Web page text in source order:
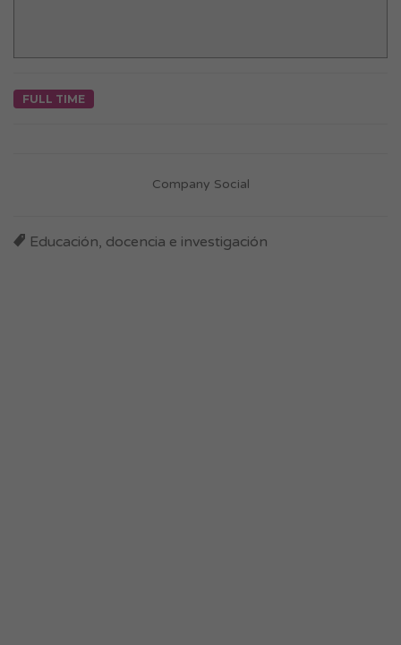
FULL TIME
Company Social
Educación, docencia e investigación